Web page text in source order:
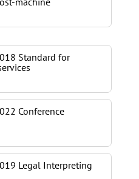
Standard for
Conference
Legal Interpreting